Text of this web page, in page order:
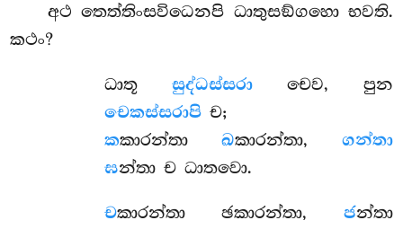
අථ තෙත්තිංසවිධෙනපි ධාතුසඞ්ගහො භවති.
කථං?
ධාතූසුද්ධස්සරා චෙව, පුන
චෙකස්සරාපිච;
කකාරන්තාඛකාරන්තා, ගන්තා
ඝන්තා ච ධාතවො.
චකාරන්තා ඡකාරන්තා, ජන්තා